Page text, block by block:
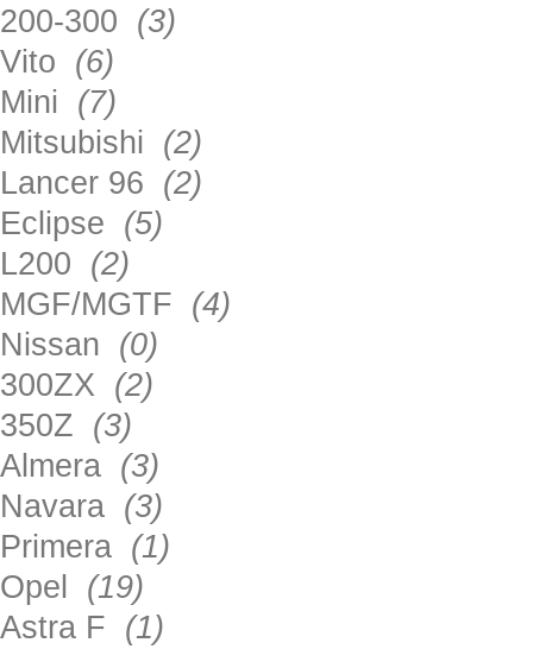
200-300 (3)
Vito (6)
Mini (7)
Mitsubishi (2)
Lancer 96 (2)
Eclipse (5)
L200 (2)
MGF/MGTF (4)
Nissan (0)
300ZX (2)
350Z (3)
Almera (3)
Navara (3)
Primera (1)
Opel (19)
Astra F (1)